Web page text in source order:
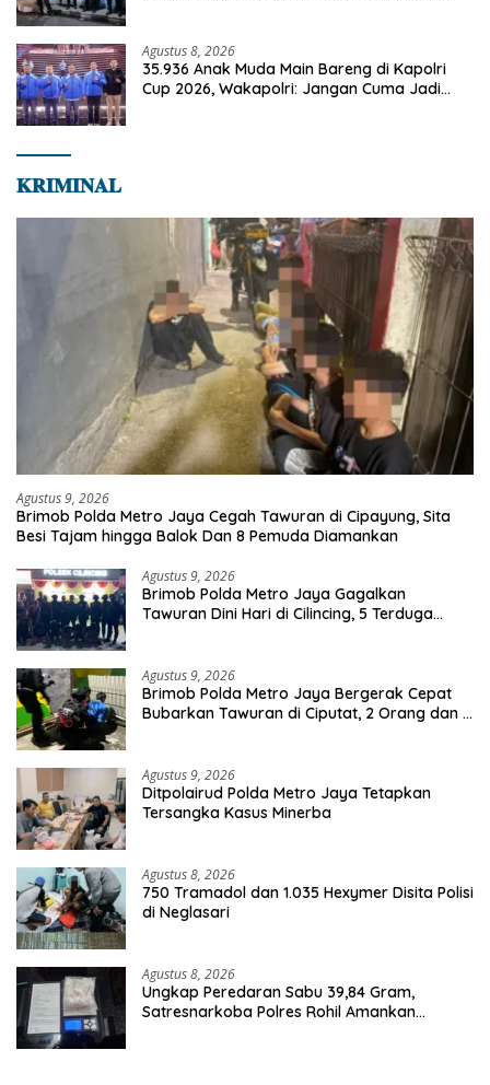
Agustus 8, 2026
35.936 Anak Muda Main Bareng di Kapolri
Cup 2026, Wakapolri: Jangan Cuma Jadi
𝐊𝐑𝐈𝐌𝐈𝐍𝐀𝐋
Agustus 9, 2026
Brimob Polda Metro Jaya Cegah Tawuran di Cipayung, Sita
Besi Tajam hingga Balok Dan 8 Pemuda Diamankan
Agustus 9, 2026
Brimob Polda Metro Jaya Gagalkan
Tawuran Dini Hari di Cilincing, 5 Terduga
Agustus 9, 2026
Brimob Polda Metro Jaya Bergerak Cepat
Bubarkan Tawuran di Ciputat, 2 Orang dan 3
Agustus 9, 2026
Ditpolairud Polda Metro Jaya Tetapkan
Tersangka Kasus Minerba
Agustus 8, 2026
750 Tramadol dan 1.035 Hexymer Disita Polisi
di Neglasari
Agustus 8, 2026
Ungkap Peredaran Sabu 39,84 Gram,
Satresnarkoba Polres Rohil Amankan